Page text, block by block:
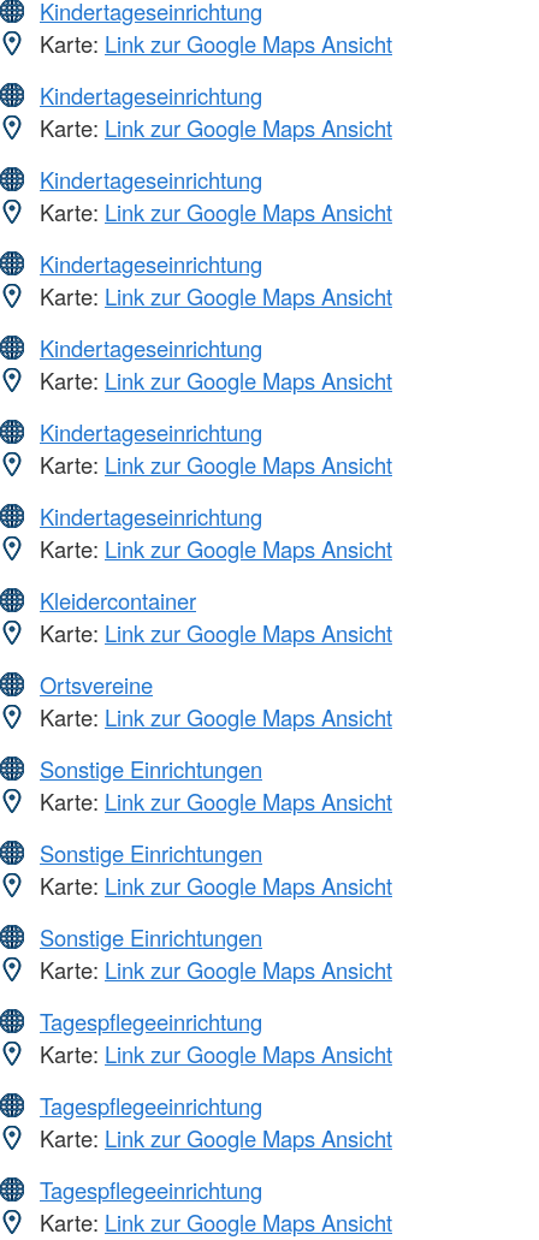
Kindertageseinrichtung
Karte: Link zur Google Maps Ansicht
Kindertageseinrichtung
Karte: Link zur Google Maps Ansicht
Kindertageseinrichtung
Karte: Link zur Google Maps Ansicht
Kindertageseinrichtung
Karte: Link zur Google Maps Ansicht
Kindertageseinrichtung
Karte: Link zur Google Maps Ansicht
Kindertageseinrichtung
Karte: Link zur Google Maps Ansicht
Kindertageseinrichtung
Karte: Link zur Google Maps Ansicht
Kleidercontainer
Karte: Link zur Google Maps Ansicht
Ortsvereine
Karte: Link zur Google Maps Ansicht
Sonstige Einrichtungen
Karte: Link zur Google Maps Ansicht
Sonstige Einrichtungen
Karte: Link zur Google Maps Ansicht
Sonstige Einrichtungen
Karte: Link zur Google Maps Ansicht
Tagespflegeeinrichtung
Karte: Link zur Google Maps Ansicht
Tagespflegeeinrichtung
Karte: Link zur Google Maps Ansicht
Tagespflegeeinrichtung
Karte: Link zur Google Maps Ansicht